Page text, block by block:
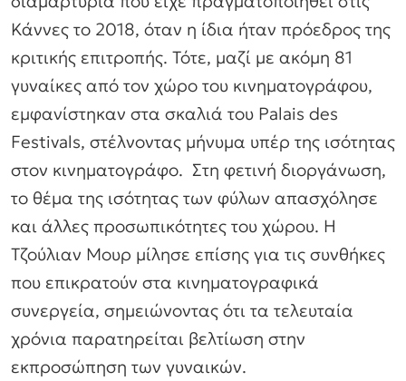
Κάννες το 2018, όταν η ίδια ήταν πρόεδρος της
κριτικής επιτροπής. Τότε, μαζί με ακόμη 81
γυναίκες από τον χώρο του κινηματογράφου,
εμφανίστηκαν στα σκαλιά του Palais des
Festivals, στέλνοντας μήνυμα υπέρ της ισότητας
στον κινηματογράφο. Στη φετινή διοργάνωση,
το θέμα της ισότητας των φύλων απασχόλησε
και άλλες προσωπικότητες του χώρου. Η
Τζούλιαν Μουρ μίλησε επίσης για τις συνθήκες
που επικρατούν στα κινηματογραφικά
συνεργεία, σημειώνοντας ότι τα τελευταία
χρόνια παρατηρείται βελτίωση στην
εκπροσώπηση των γυναικών.